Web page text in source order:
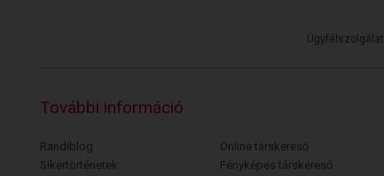
Ügyfélszolgálat
További információ
Randiblog
Sikertörténetek
Online társkereső
Fényképes társkereső